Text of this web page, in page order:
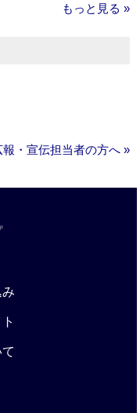
もっと見る »
報・宣伝担当者の方へ »